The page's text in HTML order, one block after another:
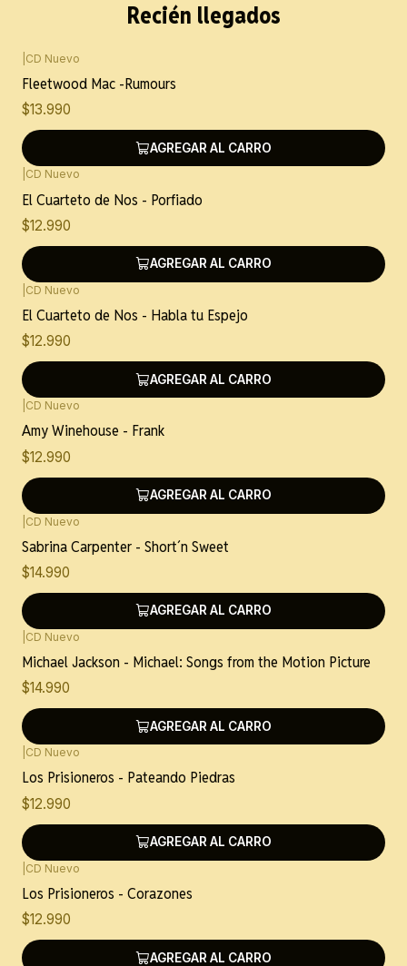
Recién llegados
Nuevo
CD Nuevo
Fleetwood Mac -Rumours
$13.990
AGREGAR AL CARRO
Nuevo
CD Nuevo
El Cuarteto de Nos - Porfiado
$12.990
AGREGAR AL CARRO
Nuevo
CD Nuevo
El Cuarteto de Nos - Habla tu Espejo
$12.990
AGREGAR AL CARRO
Nuevo
CD Nuevo
Amy Winehouse - Frank
$12.990
AGREGAR AL CARRO
Nuevo
CD Nuevo
Sabrina Carpenter - Short´n Sweet
$14.990
AGREGAR AL CARRO
Nuevo
CD Nuevo
Michael Jackson - Michael: Songs from the Motion Picture
$14.990
AGREGAR AL CARRO
Nuevo
CD Nuevo
Los Prisioneros - Pateando Piedras
$12.990
AGREGAR AL CARRO
Nuevo
CD Nuevo
Los Prisioneros - Corazones
$12.990
AGREGAR AL CARRO